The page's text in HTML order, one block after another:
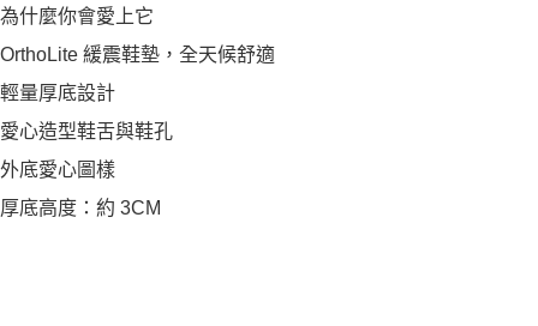
為什麼你會愛上它
OrthoLite 緩震鞋墊，全天候舒適
輕量厚底設計
愛心造型鞋舌與鞋孔
外底愛心圖樣
厚底高度：約 3CM